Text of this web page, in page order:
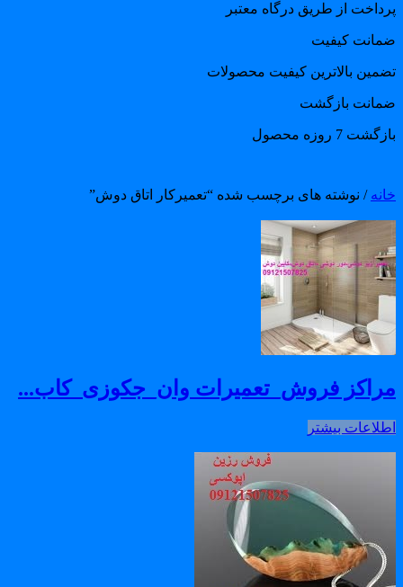
از طریق درگاه معتبر
کیفیت
بالاترین کیفیت محصولات
بازگشت
7 روزه محصول
/ نوشته های برچسب شده “تعمیرکار اتاق دوش”
فروش_تعمیرات وان_جکوزی_کاب...
بیشتر